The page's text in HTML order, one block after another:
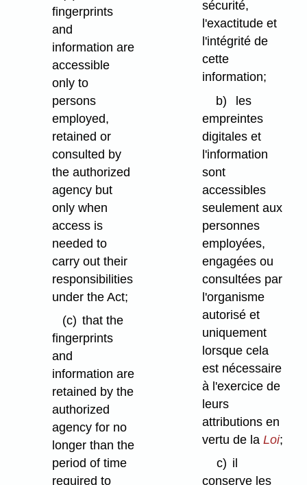
fingerprints
and
information are
accessible
only to
persons
employed,
retained or
consulted by
the authorized
agency but
only when
access is
needed to
carry out their
responsibilities
under the Act;
(c) that the
fingerprints
and
information are
retained by the
authorized
agency for no
longer than the
period of time
required to
sécurité,
l'exactitude et
l'intégrité de
cette
information;
b)
les
empreintes
digitales et
l'information
sont
accessibles
seulement aux
personnes
employées,
engagées ou
consultées par
l'organisme
autorisé et
uniquement
lorsque cela
est nécessaire
à l'exercice de
leurs
attributions en
vertu de laLoi;
c) il
conserve les